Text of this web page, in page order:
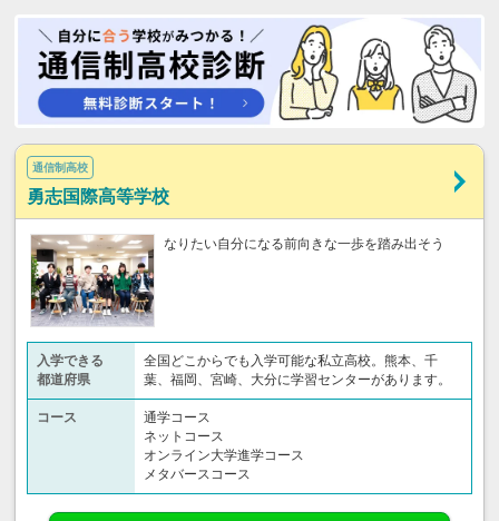
通信制高校
勇志国際高等学校
なりたい自分になる前向きな一歩を踏み出そう
入学できる
都道府県
全国どこからでも入学可能な私立高校。熊本、千
葉、福岡、宮崎、大分に学習センターがあります。
コース
通学コース
ネットコース
オンライン大学進学コース
メタバースコース